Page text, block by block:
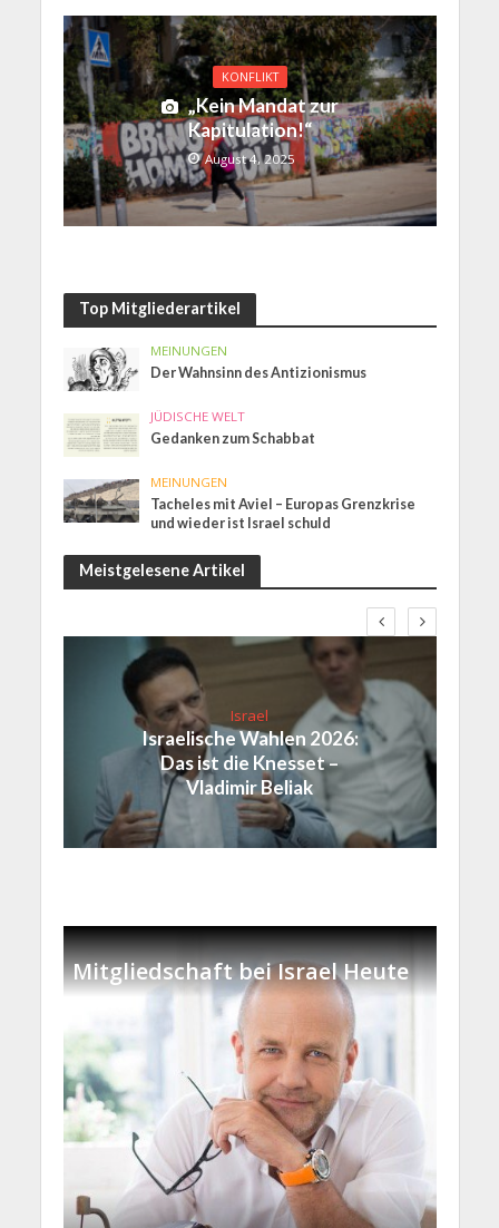
KONFLIKT
„Kein Mandat zur
Kapitulation!“
August 4, 2025
Top Mitgliederartikel
MEINUNGEN
Der Wahnsinn des Antizionismus
JÜDISCHE WELT
Gedanken zum Schabbat
MEINUNGEN
Tacheles mit Aviel – Europas Grenzkrise
und wieder ist Israel schuld
Meistgelesene Artikel
Israel
Israelische Wahlen 2026:
Das ist die Knesset –
Vladimir Beliak
Mitgliedschaft bei Israel Heute